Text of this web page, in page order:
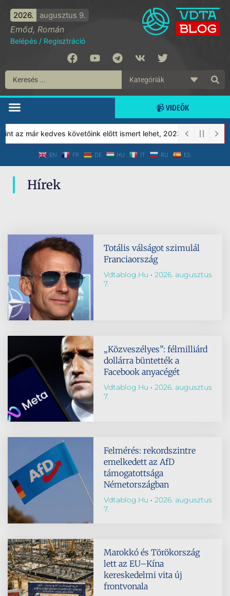
2026. augusztus 9.
Emőd, Román
Belépés / Regisztráció
📹 VIDEÓK
az már kedves követőink előtt ismert lehet, 2023-tól a Védett
EN FR DE HU IT RU ES
Hírek
Totális válságot szimulál
Franciaország
Vdtablog.hu
2026. augusztus
7.
„Közveszélyes”: félmilliárd
dollárra büntették a
Facebook anyacégét
Vdtablog.hu
2026. augusztus
7.
Felmérés: rekordszintre
emelkedett az AfD
támogatottsága
Németországban
Vdtablog.hu
2026. augusztus
7.
Marokkó és Törökország
lett az EU–Kína
kereskedelmi vita új
frontvonala